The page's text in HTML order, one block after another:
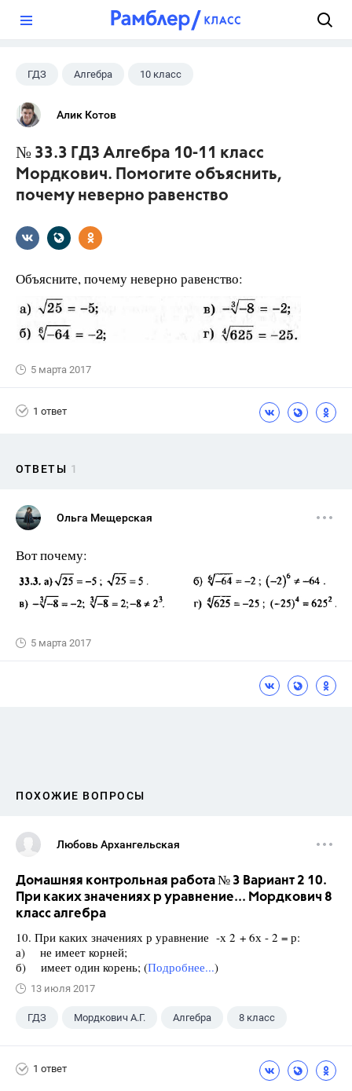
ГДЗ Алгебра 10 класс
11 класс
Алик Котов
№ 33.3 ГДЗ Алгебра 10-11 класс
Мордкович. Помогите объяснить,
почему неверно равенство
Объясните, почему неверно равенство:
5 марта 2017
1 ответ
ОТВЕТЫ 1
Ольга Мещерская
Вот почему:
5 марта 2017
ПОХОЖИЕ ВОПРОСЫ
Любовь Архангельская
Домашняя контрольная работа № 3 Вариант 2 10.
При каких значениях р уравнение... Мордкович 8
класс алгебра
10. При каких значениях р уравнение -х 2 + 6х - 2 = р:
а) не имеет корней;
б) имеет один корень; (Подробнее...)
13 июля 2017
ГДЗ Мордкович А.Г. Алгебра 8 класс
1 ответ